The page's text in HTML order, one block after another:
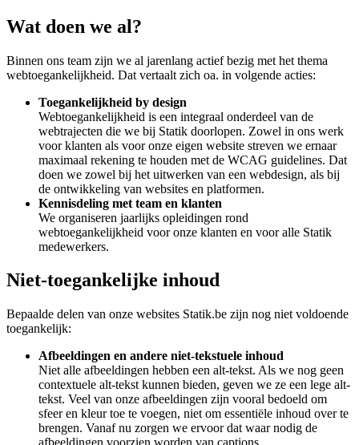
Wat doen we al?
Binnen ons team zijn we al jarenlang actief bezig met het thema
webtoegankelijkheid. Dat vertaalt zich oa. in volgende acties:
Toegankelijkheid by design
Webtoegankelijkheid is een integraal onderdeel van de
webtrajecten die we bij Statik doorlopen. Zowel in ons werk
voor klanten als voor onze eigen website streven we ernaar
maximaal rekening te houden met de WCAG guidelines. Dat
doen we zowel bij het uitwerken van een webdesign, als bij
de ontwikkeling van websites en platformen.
Kennisdeling met team en klanten
We organiseren jaarlijks opleidingen rond
webtoegankelijkheid voor onze klanten en voor alle Statik
medewerkers.
Niet-toegankelijke inhoud
Bepaalde delen van onze websites Statik.be zijn nog niet voldoende
toegankelijk:
Afbeeldingen en andere niet-tekstuele inhoud
Niet alle afbeeldingen hebben een alt-tekst. Als we nog geen
contextuele alt-tekst kunnen bieden, geven we ze een lege alt-
tekst. Veel van onze afbeeldingen zijn vooral bedoeld om
sfeer en kleur toe te voegen, niet om essentiële inhoud over te
brengen. Vanaf nu zorgen we ervoor dat waar nodig de